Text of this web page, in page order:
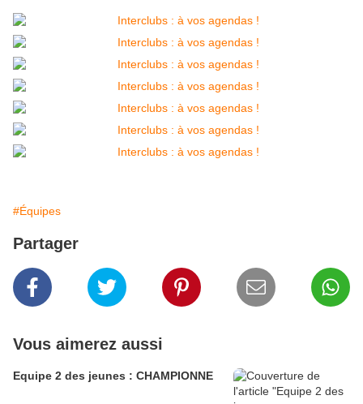
#Équipes
Partager
Vous aimerez aussi
Equipe 2 des jeunes : CHAMPIONNE